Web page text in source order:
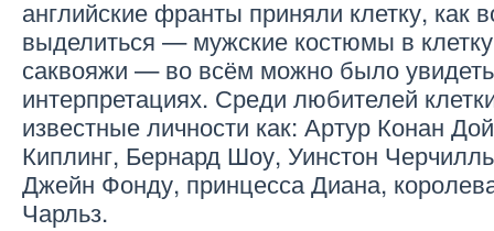
английские франты приняли клетку, как
выделиться — мужские костюмы в
саквояжи — во всём можно было увидеть
интерпретациях. Среди любителей
известные личности как: Артур Конан
Киплинг, Бернард Шоу, Уинстон
Джейн Фонду, принцесса Диана,
Чарльз.